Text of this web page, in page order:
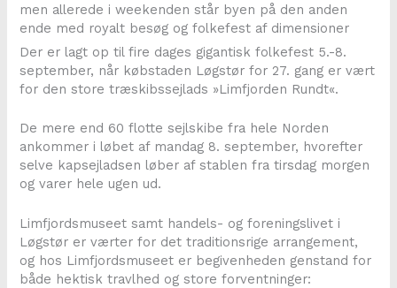
men allerede i weekenden står byen på den anden
ende med royalt besøg og folkefest af dimensioner
Der er lagt op til fire dages gigantisk folkefest 5.-8.
september, når købstaden Løgstør for 27. gang er vært
for den store træskibssejlads »Limfjorden Rundt«.
De mere end 60 flotte sejlskibe fra hele Norden
ankommer i løbet af mandag 8. september, hvorefter
selve kapsejladsen løber af stablen fra tirsdag morgen
og varer hele ugen ud.
Limfjordsmuseet samt handels- og foreningslivet i
Løgstør er værter for det traditionsrige arrangement,
og hos Limfjordsmuseet er begivenheden genstand for
både hektisk travlhed og store forventninger: